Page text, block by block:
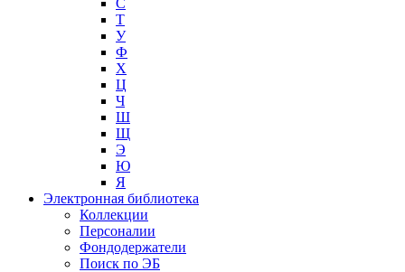
С
Т
У
Ф
Х
Ц
Ч
Ш
Щ
Э
Ю
Я
Электронная библиотека
Коллекции
Персоналии
Фондодержатели
Поиск по ЭБ